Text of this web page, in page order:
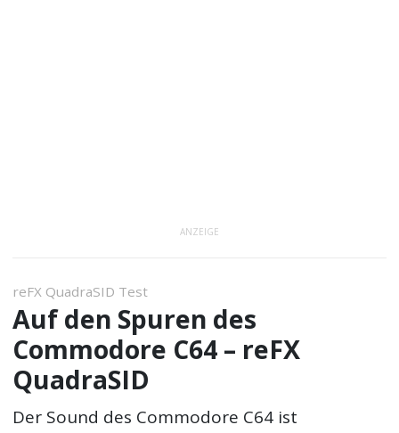
ANZEIGE
reFX QuadraSID Test
Auf den Spuren des
Commodore C64 – reFX
QuadraSID
Der Sound des Commodore C64 ist